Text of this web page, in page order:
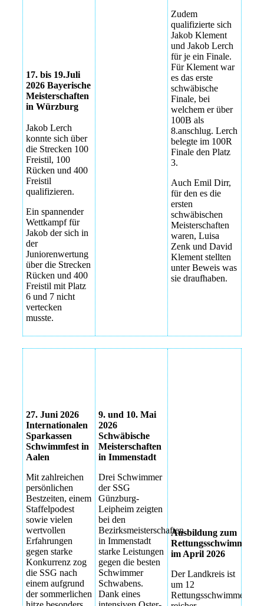
17. bis 19.Juli
2026 Bayerische
Meisterschaften
in Würzburg
Jakob Lerch
konnte sich über
die Strecken 100
Freistil, 100
Rücken und 400
Freistil
qualifizieren.
Ein spannender
Wettkampf für
Jakob der sich in
der
Juniorenwertung
über die Strecken
Rücken und 400
Freistil mit Platz
6 und 7 nicht
vertecken
musste.
Zudem
qualifizierte sich
Jakob Klement
und Jakob Lerch
für je ein Finale.
Für Klement war
es das erste
schwäbische
Finale, bei
welchem er über
100B als
8.anschlug. Lerch
belegte im 100R
Finale den Platz
3.
Auch Emil Dirr,
für den es die
ersten
schwäbischen
Meisterschaften
waren, Luisa
Zenk und David
Klement stellten
unter Beweis was
sie draufhaben.
27. Juni 2026
Internationalen
Sparkassen
Schwimmfest in
Aalen
Mit zahlreichen
persönlichen
Bestzeiten, einem
Staffelpodest
sowie vielen
wertvollen
Erfahrungen
gegen starke
Konkurrenz zog
die SSG nach
einem aufgrund
der sommerlichen
Bezirksmeisterschaften
9. und 10. Mai
2026
Schwäbische
Meisterschaften
in Immenstadt
Drei Schwimmer
der SSG
Günzburg-
Leipheim zeigten
bei den
Bezirksmeisterschaften
in Immenstadt
starke Leistungen
gegen die besten
Schwimmer
Schwabens.
Dank eines
Rettungsschwimmer
Rettungsschwimmer
Rettungsschwimmer
Rettungsschwimmer
Ausbildung zum
Rettungsschwimmer
im April 2026
Der Landkreis ist
um 12
Rettungsschwimmer